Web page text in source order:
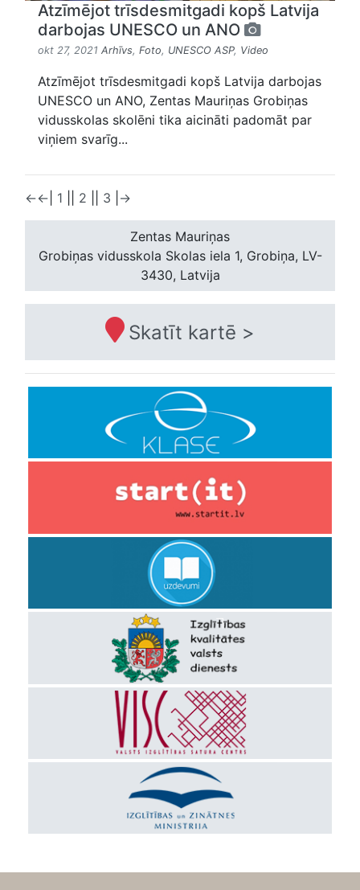
Atzīmējot trīsdesmitgadi kopš Latvija
darbojas UNESCO un ANO
okt 27, 2021 Arhīvs, Foto, UNESCO ASP, Video
Atzīmējot trīsdesmitgadi kopš Latvija darbojas
UNESCO un ANO, Zentas Mauriņas Grobiņas
vidusskolas skolēni tika aicināti padomāt par
viņiem svarīg...
←← 1 2 3 →
Zentas Mauriņas
Grobiņas vidusskola Skolas iela 1, Grobiņa, LV-
3430, Latvija
Skatīt kartē >